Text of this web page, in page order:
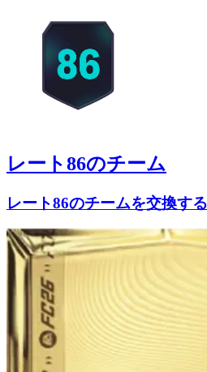
レート86のチーム
レート86のチームを交換する